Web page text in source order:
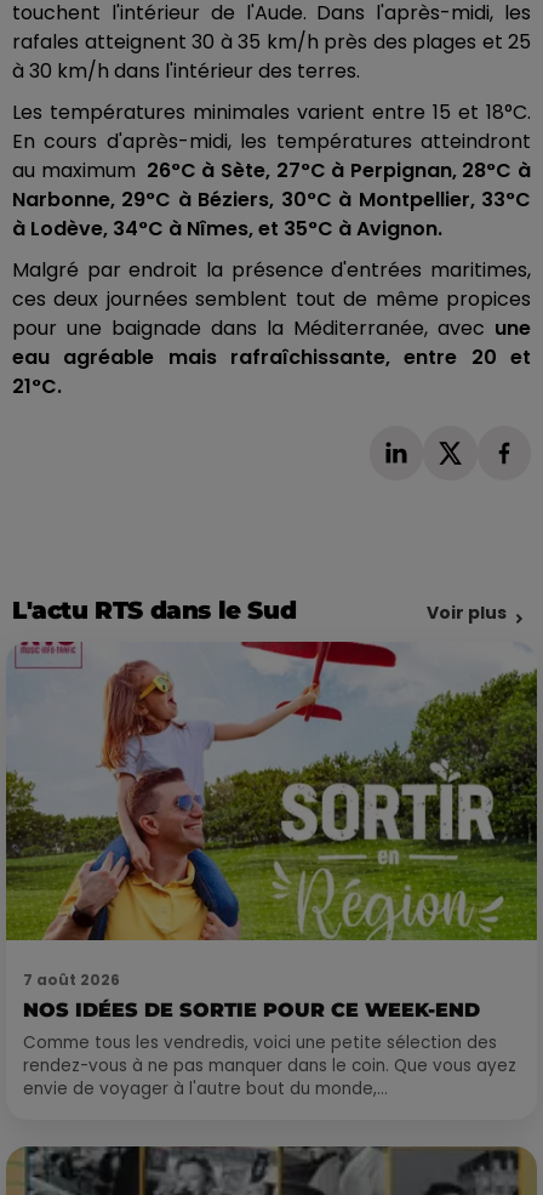
touchent l'intérieur de l'Aude. Dans l'après-midi, les
rafales atteignent 30 à 35 km/h près des plages et 25
à 30 km/h dans l'intérieur des terres.
Les températures minimales varient entre 15 et 18°C.
En cours d'après-midi, les températures atteindront
au maximum 26°C à Sète, 27°C à Perpignan, 28°C à
Narbonne, 29°C à Béziers, 30°C à Montpellier, 33°C
à Lodève, 34°C à Nîmes, et 35°C à Avignon.
Malgré par endroit la présence d'entrées maritimes,
ces deux journées semblent tout de même propices
pour une baignade dans la Méditerranée, avec une
eau agréable mais rafraîchissante, entre 20 et
21°C.
L'actu RTS dans le Sud Voir plus
7 août 2026
NOS IDÉES DE SORTIE POUR CE WEEK-END
Comme tous les vendredis, voici une petite sélection des
rendez-vous à ne pas manquer dans le coin. Que vous ayez
envie de voyager à l'autre bout du monde,...